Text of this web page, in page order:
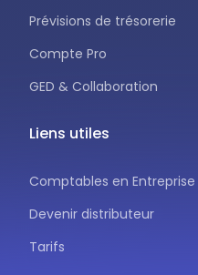
Prévisions de trésorerie
Compte Pro
GED & Collaboration
Liens utiles
Comptables en Entreprise
Devenir distributeur
Tarifs